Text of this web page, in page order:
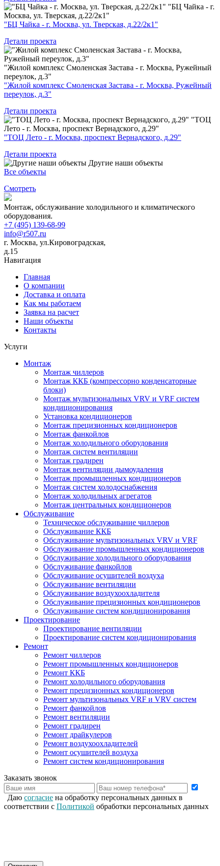
"БЦ Чайка - г.
Москва, ул. Тверская, д.22/2к1"
"БЦ Чайка - г. Москва, ул. Тверская, д.22/2к1"
Детали проекта
"Жилой комплекс Смоленская Застава - г. Москва, Ружейный
переулок, д.3"
"Жилой комплекс Смоленская Застава - г. Москва, Ружейный
переулок, д.3"
Детали проекта
"ТОЦ
Лето - г. Москва, проспект Вернадского, д.29"
"ТОЦ Лето - г. Москва, проспект Вернадского, д.29"
Детали проекта
Другие наши объекты
Все объекты
Смотреть
Монтаж, обслуживание холодильного и климатического
оборудования.
+7 (495) 139-68-99
info@r507.ru
г. Москва, ул.Кировоградская,
д.15
Навигация
Главная
О компании
Доставка и оплата
Как мы работаем
Заявка на расчет
Наши объекты
Контакты
Услуги
Монтаж
Монтаж чиллеров
Монтаж ККБ (компрессорно конденсаторные
блоки)
Монтаж мультизональных VRV и VRF систем
кондиционирования
Установка кондиционеров
Монтаж прецизионных кондиционеров
Монтаж фанкойлов
Монтаж холодильного оборудования
Монтаж систем вентиляции
Монтаж градирен
Монтаж вентиляции дымоудаления
Монтаж промышленных кондиционеров
Монтаж систем холодоснабжения
Монтаж холодильных агрегатов
Монтаж центральных кондиционеров
Обслуживание
Техническое обслуживание чиллеров
Обслуживание ККБ
Обслуживание мультизональных VRV и VRF
Обслуживание промышленных кондиционеров
Обслуживание холодильного оборудования
Обслуживание фанкойлов
Обслуживание осушителей воздуха
Обслуживание вентиляции
Обслуживание воздухоохладителя
Обслуживание прецизионных кондиционеров
Обслуживание систем кондиционирования
Проектирование
Проектирование вентиляции
Проектирование систем кондиционирования
Ремонт
Ремонт чиллеров
Ремонт промышленных кондиционеров
Ремонт ККБ
Ремонт холодильного оборудования
Ремонт прецизионных кондиционеров
Ремонт мультизональных VRF и VRV систем
Ремонт фанкойлов
Ремонт вентиляции
Ремонт градирен
Ремонт драйкулеров
Ремонт воздухоохладителей
Ремонт осушителей воздуха
Ремонт систем кондиционирования
Заказать звонок
Даю согласие на обработку персональных данных в
соответствии с Политикой обработки персональных данных